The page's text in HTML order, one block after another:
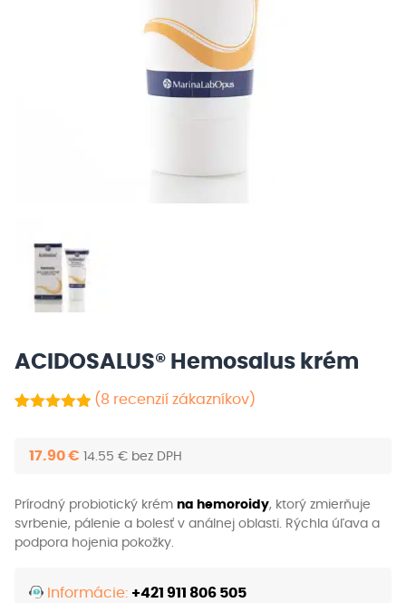
ACIDOSALUS® Hemosalus krém
na základe
( 8 recenzií zákazníkov)
17.90€ 14.55 € bez DPH
Prírodný probiotický krém na hemoroidy, ktorý zmierňuje
svrbenie, pálenie a bolesť v análnej oblasti. Rýchla úľava a
podpora hojenia pokožky.
Informácie: +421 911 806 505